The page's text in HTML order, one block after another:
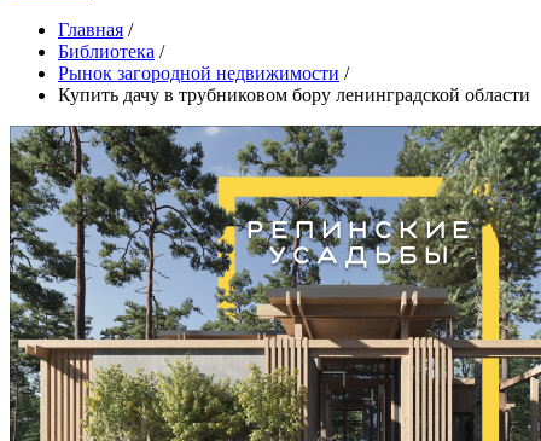
Главная /
Библиотека /
Рынок загородной недвижимости /
Купить дачу в трубниковом бору ленинградской области